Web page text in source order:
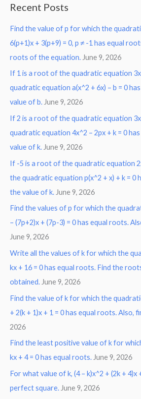
c
h
f
o
r
:
Recent Posts
Find the value of p for which the
6(p+1)x + 3(p+9) = 0, p ≠ -1 has equal
roots of the equation. June 9, 2026
If 1 is a root of the quadratic equation
quadratic equation a(x^2 + 6x) – b = 0
value of b. June 9, 2026
If 2 is a root of the quadratic equation
quadratic equation 4x^2 – 2px + k = 0
value of k. June 9, 2026
If -5 is a root of the quadratic equation
the quadratic equation p(x^2 + x) + k = 0
the value of k. June 9, 2026
Find the values of p for which the
– (7p+2)x + (7p-3) = 0 has equal roots.
June 9, 2026
Write all the values of k for which the
kx + 16 = 0 has equal roots. Find the
obtained. June 9, 2026
Find the value of k for which the
+ 2(k + 1)x + 1 = 0 has equal roots. Also,
2026
Find the least positive value of k for
kx + 4 = 0 has equal roots. June 9, 2026
For what value of k, (4 – k)x^2 + (2k + 4)x
perfect square. June 9, 2026